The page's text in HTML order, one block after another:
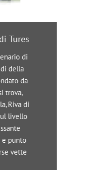
Tures
di
della
da
trova,
Riva di
livello
e punto
vette